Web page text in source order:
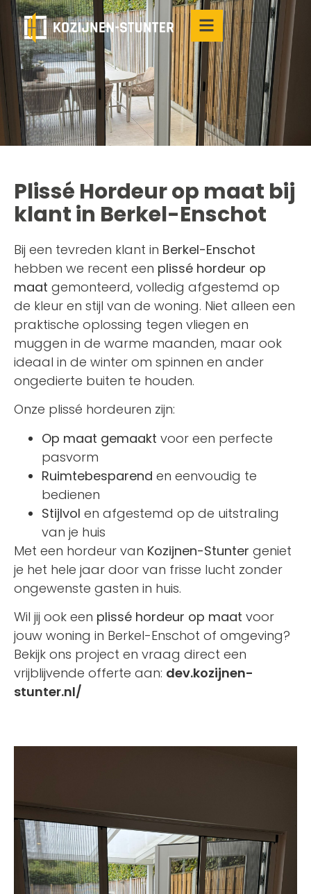
Plissé Hordeur op maat bij
klant in Berkel-Enschot
Bij een tevreden klant in Berkel-Enschot
hebben we recent een plissé hordeur op
maat gemonteerd, volledig afgestemd op
de kleur en stijl van de woning. Niet alleen een
praktische oplossing tegen vliegen en
muggen in de warme maanden, maar ook
ideaal in de winter om spinnen en ander
ongedierte buiten te houden.
Onze plissé hordeuren zijn:
Op maat gemaakt voor een perfecte
pasvorm
Ruimtebesparend en eenvoudig te
bedienen
Stijlvol en afgestemd op de uitstraling
van je huis
Met een hordeur van Kozijnen-Stunter geniet
je het hele jaar door van frisse lucht zonder
ongewenste gasten in huis.
Wil jij ook een plissé hordeur op maat voor
jouw woning in Berkel-Enschot of omgeving?
Bekijk ons project en vraag direct een
vrijblijvende offerte aan: dev.kozijnen-
stunter.nl/